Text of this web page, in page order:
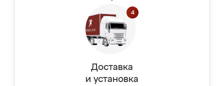
Доставка
и установка